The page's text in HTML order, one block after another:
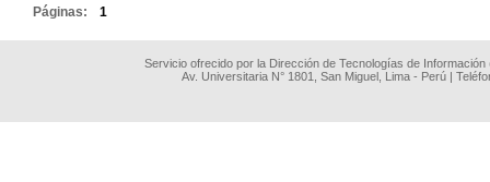
Páginas: 1
Servicio ofrecido por la Dirección de Tecnologías de
Av. Universitaria N° 1801, San Miguel, Lima - Perú |